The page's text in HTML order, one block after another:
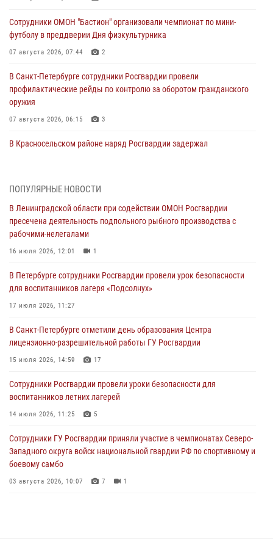
Сотрудники ОМОН "Бастион" организовали чемпионат по мини-
футболу в преддверии Дня физкультурника
07 августа 2026, 07:44 2
В Санкт-Петербурге сотрудники Росгвардии провели
профилактические рейды по контролю за оборотом гражданского
оружия
07 августа 2026, 06:15 3
В Красносельском районе наряд Росгвардии задержал
06 августа 2026, 13:39 1
В Центральном районе росгвардейцы оперативно задержали
хулигана, стрелявшего из пускового устройства рядом с жилыми
домами
06 августа 2026, 11:36
Сотрудники и военнослужащие Росгвардии обеспечили
правопорядок при проведении матча "Зенит" - "Балтика"
06 августа 2026, 07:30
В Выборгском районе наряд Росгвардии обнаружил
разыскиваемый преступный автотранспорт
05 августа 2026, 12:25 2
Петербургские росгвардейцы обнаружили объявленный в розыск
автомобиль, ранее использовавшийся при совершении кражи в
Ленобласти
ПОПУЛЯРНЫЕ НОВОСТИ
В Ленинградской области при содействии ОМОН Росгвардии
пресечена деятельность подпольного рыбного производства с
рабочими-нелегалами
16 июля 2026, 12:01 1
В Петербурге сотрудники Росгвардии провели урок безопасности
для воспитанников лагеря «Подсолнух»
17 июля 2026, 11:27
В Санкт-Петербурге отметили день образования Центра
лицензионно-разрешительной работы ГУ Росгвардии
15 июля 2026, 14:59 17
Сотрудники Росгвардии провели уроки безопасности для
воспитанников летних лагерей
14 июля 2026, 11:25 5
Сотрудники ГУ Росгвардии приняли участие в чемпионатах Северо-
Западного округа войск национальной гвардии РФ по спортивному и
боевому самбо
03 августа 2026, 10:07 7 1